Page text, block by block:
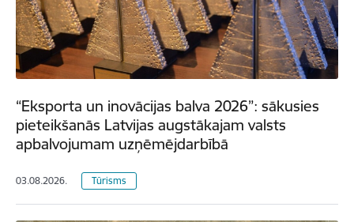
“Eksporta un inovācijas balva 2026”: sākusies
pieteikšanās Latvijas augstākajam valsts
apbalvojumam uzņēmējdarbībā
03.08.2026. Tūrisms